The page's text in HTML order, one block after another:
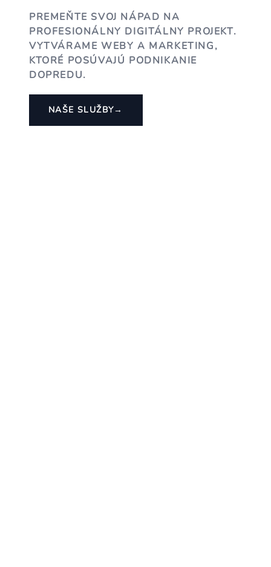
PREMEŇTE SVOJ NÁPAD NA
PROFESIONÁLNY DIGITÁLNY PROJEKT.
VYTVÁRAME WEBY A MARKETING,
KTORÉ POSÚVAJÚ PODNIKANIE
DOPREDU.
NAŠE SLUŽBY→